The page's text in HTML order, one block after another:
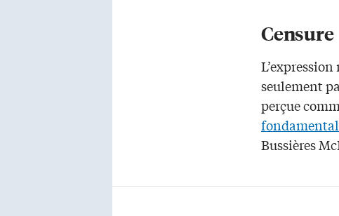
Censure
seulement
perçue
Bussières